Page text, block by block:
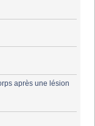
après une lésion